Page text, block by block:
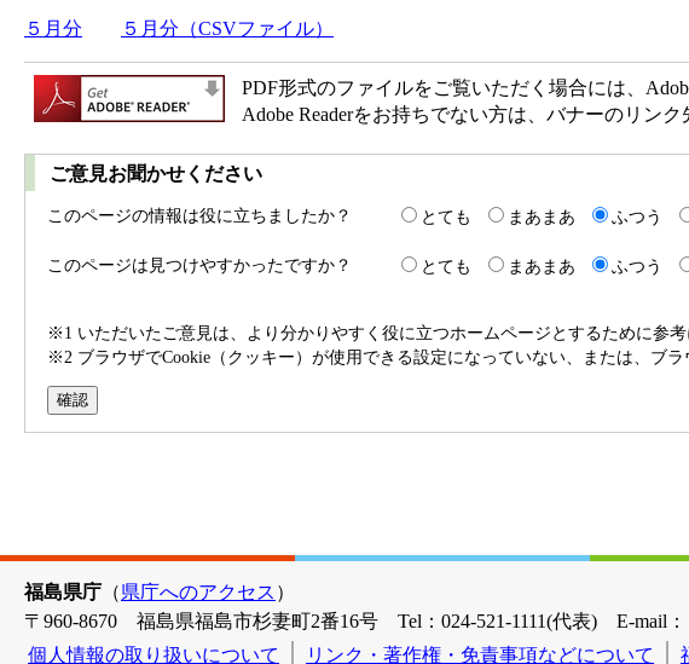
５月分 ５月分（CSVファイル）
PDF形式のファイルをご覧いただく場合には、
Adobe Readerをお持ちでない方は、バナーのリン
ご意見お聞かせください
このページの情報は役に立ちましたか？ とても まあまあ ふつう
このページは見つけやすかったですか？
とても まあまあ ふつう
※1 いただいたご意見は、より分かりやすく役に立つホームページとするために参
※2 ブラウザでCookie（クッキー）が使用できる設定になっていない、または、ブ
福島県庁 （県庁へのアクセス ）
〒960-8670 福島県福島市杉妻町2番16号 Tel：024-521-1111(代表) E-mail：
個人情報の取り扱いについて
リンク・著作権・免責事項などについて